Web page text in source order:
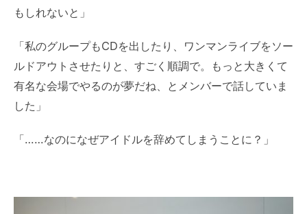
もしれないと」
「私のグループもCDを出したり、ワンマンライブをソー
ルドアウトさせたりと、すごく順調で。もっと大きくて
有名な会場でやるのが夢だね、とメンバーで話していま
した」
「……なのになぜアイドルを辞めてしまうことに？」